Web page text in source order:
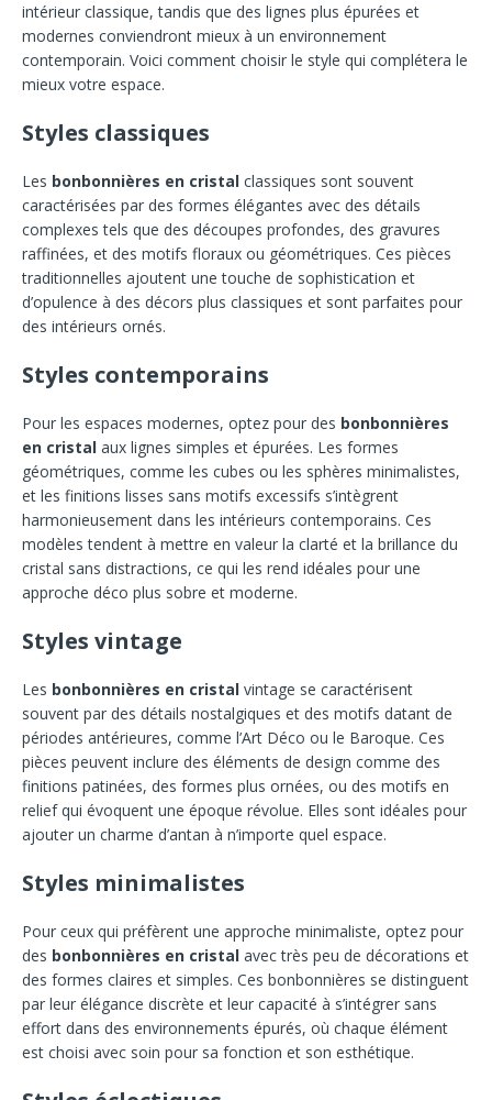
intérieur classique, tandis que des lignes plus épurées et
modernes conviendront mieux à un environnement
contemporain. Voici comment choisir le style qui complétera le
mieux votre espace.
Styles classiques
Les bonbonnières en cristal classiques sont souvent
caractérisées par des formes élégantes avec des détails
complexes tels que des découpes profondes, des gravures
raffinées, et des motifs floraux ou géométriques. Ces pièces
traditionnelles ajoutent une touche de sophistication et
d’opulence à des décors plus classiques et sont parfaites pour
des intérieurs ornés.
Styles contemporains
Pour les espaces modernes, optez pour des bonbonnières
en cristal aux lignes simples et épurées. Les formes
géométriques, comme les cubes ou les sphères minimalistes,
et les finitions lisses sans motifs excessifs s’intègrent
harmonieusement dans les intérieurs contemporains. Ces
modèles tendent à mettre en valeur la clarté et la brillance du
cristal sans distractions, ce qui les rend idéales pour une
approche déco plus sobre et moderne.
Styles vintage
Les bonbonnières en cristal vintage se caractérisent
souvent par des détails nostalgiques et des motifs datant de
périodes antérieures, comme l’Art Déco ou le Baroque. Ces
pièces peuvent inclure des éléments de design comme des
finitions patinées, des formes plus ornées, ou des motifs en
relief qui évoquent une époque révolue. Elles sont idéales pour
ajouter un charme d’antan à n’importe quel espace.
Styles minimalistes
Pour ceux qui préfèrent une approche minimaliste, optez pour
des bonbonnières en cristal avec très peu de décorations et
des formes claires et simples. Ces bonbonnières se distinguent
par leur élégance discrète et leur capacité à s’intégrer sans
effort dans des environnements épurés, où chaque élément
est choisi avec soin pour sa fonction et son esthétique.